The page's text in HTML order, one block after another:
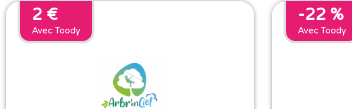
2 €
Avec Toody
-22 %
Avec Toody